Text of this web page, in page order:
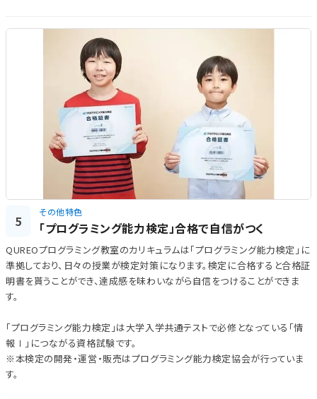
5
その他特色
「プログラミング能力検定」合格で自信がつく
QUREOプログラミング教室のカリキュラムは「プログラミング能力検定」に
準拠しており、日々の授業が検定対策になります。検定に合格すると合格証
明書を貰うことができ、達成感を味わいながら自信をつけることができま
す。
「プログラミング能力検定」は大学入学共通テストで必修となっている「情
報Ⅰ」につながる資格試験です。
※本検定の開発・運営・販売はプログラミング能力検定協会が行っていま
す。